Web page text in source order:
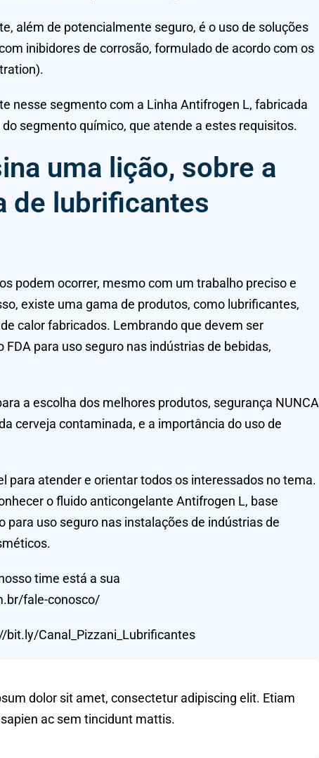
além de potencialmente seguro, é o uso de soluções
inibidores de corrosão, formulado de acordo com os
nesse segmento com a Linha Antifrogen L, fabricada
segmento químico, que atende a estes requisitos.
uma lição, sobre a
de lubrificantes
podem ocorrer, mesmo com um trabalho preciso e
existe uma gama de produtos, como lubrificantes,
calor fabricados. Lembrando que devem ser
para uso seguro nas indústrias de bebidas,
a escolha dos melhores produtos, segurança NUNCA
cerveja contaminada, e a importância do uso de
para atender e orientar todos os interessados no tema.
o fluido anticongelante Antifrogen L, base
uso seguro nas instalações de indústrias de
time está a sua
fale-conosco/
bit.ly/Canal_Pizzani_Lubrificantes
dolor sit amet, consectetur adipiscing elit. Etiam
ac sem tincidunt mattis.